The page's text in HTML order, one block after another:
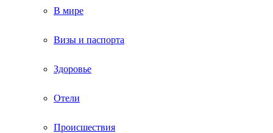
В мире
Визы и паспорта
Здоровье
Отели
Происшествия